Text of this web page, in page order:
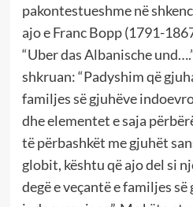
pakontestueshme në
ajo e Franc Bopp (1791-
“Uber das Albanische
shkruan: “Padyshim që
familjes së gjuhëve
dhe elementet e saja
të përbashkët me gjuhët
globit, kështu që ajo del si
degë e veçantë e familjes së